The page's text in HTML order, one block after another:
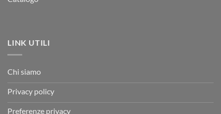
LINK UTILI
Chi siamo
Privacy policy
Preferenze privacy